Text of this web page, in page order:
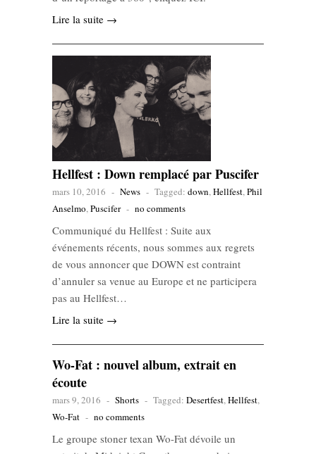
Lire la suite →
Hellfest : Down remplacé par Puscifer
mars 10, 2016 - News - Tagged: down,Hellfest,Phil
Anselmo,Puscifer - no comments
Communiqué du Hellfest : Suite aux
événements récents, nous sommes aux regrets
de vous annoncer que DOWN est contraint
d’annuler sa venue au Europe et ne participera
pas au Hellfest…
Lire la suite →
Wo-Fat : nouvel album, extrait en
écoute
mars 9, 2016 - Shorts - Tagged: Desertfest,Hellfest,
Wo-Fat - no comments
Le groupe stoner texan Wo-Fat dévoile un